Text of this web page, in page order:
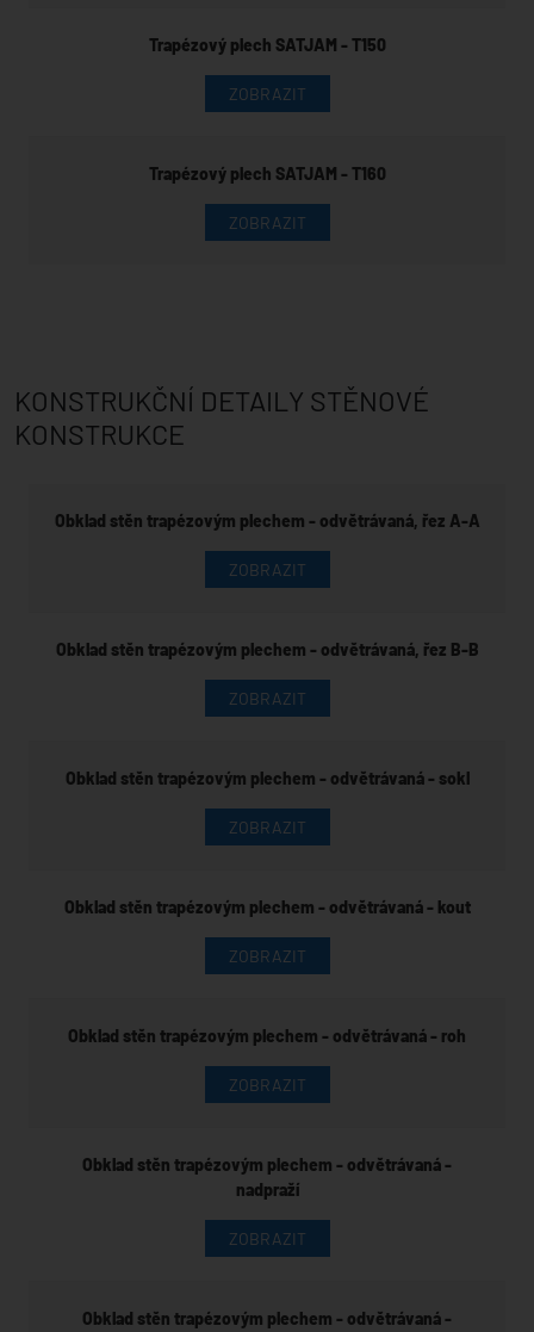
Trapézový plech SATJAM - T150
ZOBRAZIT
Trapézový plech SATJAM - T160
ZOBRAZIT
KONSTRUKČNÍ DETAILY STĚNOVÉ
KONSTRUKCE
Obklad stěn trapézovým plechem - odvětrávaná, řez A-A
ZOBRAZIT
Obklad stěn trapézovým plechem - odvětrávaná, řez B-B
ZOBRAZIT
Obklad stěn trapézovým plechem - odvětrávaná - sokl
ZOBRAZIT
Obklad stěn trapézovým plechem - odvětrávaná - kout
ZOBRAZIT
Obklad stěn trapézovým plechem - odvětrávaná - roh
ZOBRAZIT
Obklad stěn trapézovým plechem - odvětrávaná -
nadpraží
ZOBRAZIT
Obklad stěn trapézovým plechem - odvětrávaná -